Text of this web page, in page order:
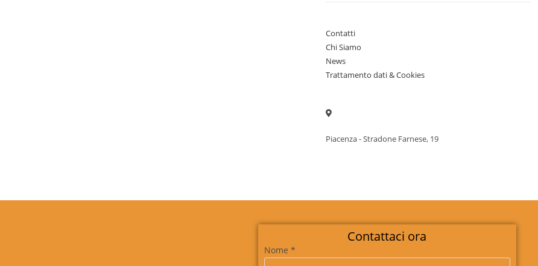
Contatti
Chi Siamo
News
Trattamento dati & Cookies
Piacenza - Stradone Farnese, 19
Contattaci ora
Nome *